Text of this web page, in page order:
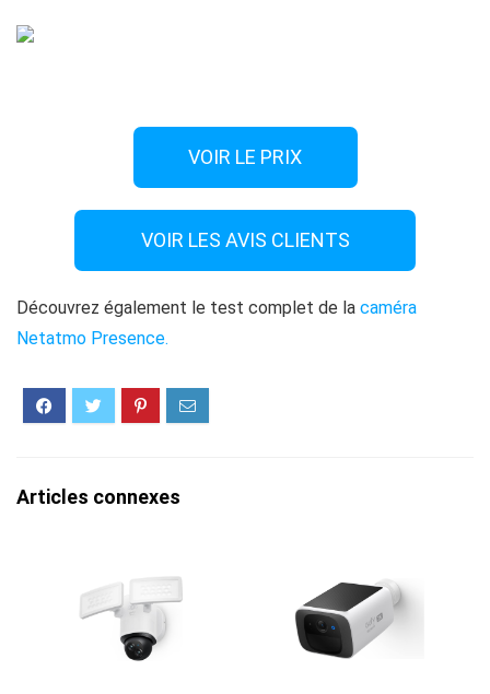
VOIR LE PRIX
VOIR LES AVIS CLIENTS
Découvrez également le test complet de la caméra
Netatmo Presence.
Articles connexes